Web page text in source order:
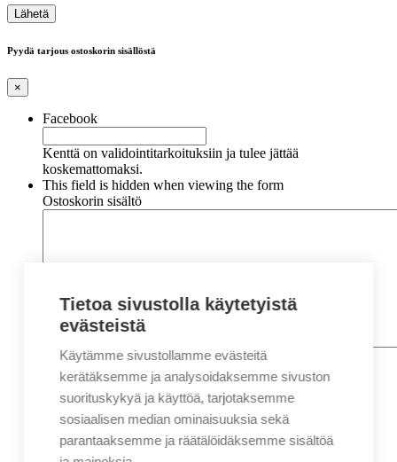
Pyydä tarjous ostoskorin sisällöstä
×
Facebook
Kenttä on validointitarkoituksiin ja tulee jättää
koskemattomaksi.
This field is hidden when viewing the form
Ostoskorin sisältö
Nimi*
Etunimi
Sukunimi
Sähköposti*
Tietoa sivustolla käytetyistä
evästeistä
Käytämme sivustollamme evästeitä
kerätäksemme ja analysoidaksemme sivuston
suorituskykyä ja käyttöä, tarjotaksemme
sosiaalisen median ominaisuuksia sekä
parantaaksemme ja räätälöidäksemme sisältöä